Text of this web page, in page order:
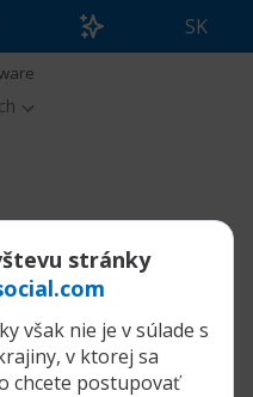
SK
stránky
však nie je v súlade s
v ktorej sa
chcete postupovať